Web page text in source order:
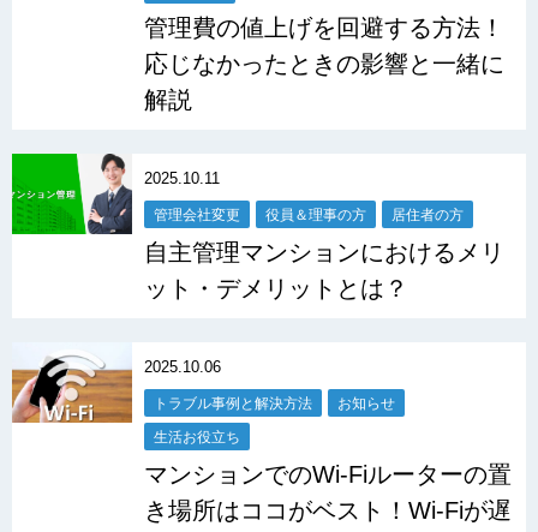
管理費の値上げを回避する方法！
応じなかったときの影響と一緒に
解説
2025.10.11
管理会社変更 役員＆理事の方 居住者の方
自主管理マンションにおけるメリ
ット・デメリットとは？
2025.10.06
トラブル事例と解決方法 お知らせ
生活お役立ち
マンションでのWi-Fiルーターの置
き場所はココがベスト！Wi-Fiが遅